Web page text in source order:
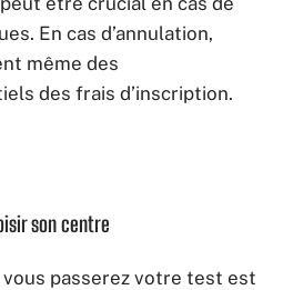
En cas d’annulation,
même des
des frais d’inscription.
son centre
passerez votre test est